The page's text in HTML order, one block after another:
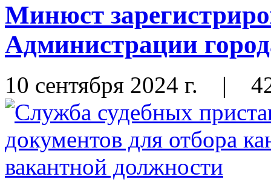
Минюст
Администрации
10 сентября 2024 г. |